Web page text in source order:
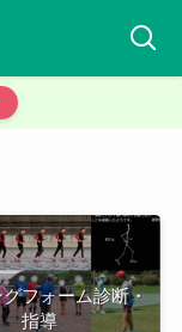
フォーム診断・
指導